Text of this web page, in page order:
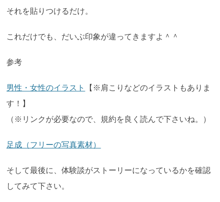
それを貼りつけるだけ。
これだけでも、だいぶ印象が違ってきますよ＾＾
参考
男性・女性のイラスト
【※肩こりなどのイラストもありま
す！】
（※リンクが必要なので、規約を良く読んで下さいね。）
足成（フリーの写真素材）
そして最後に、体験談がストーリーになっているかを確認
してみて下さい。